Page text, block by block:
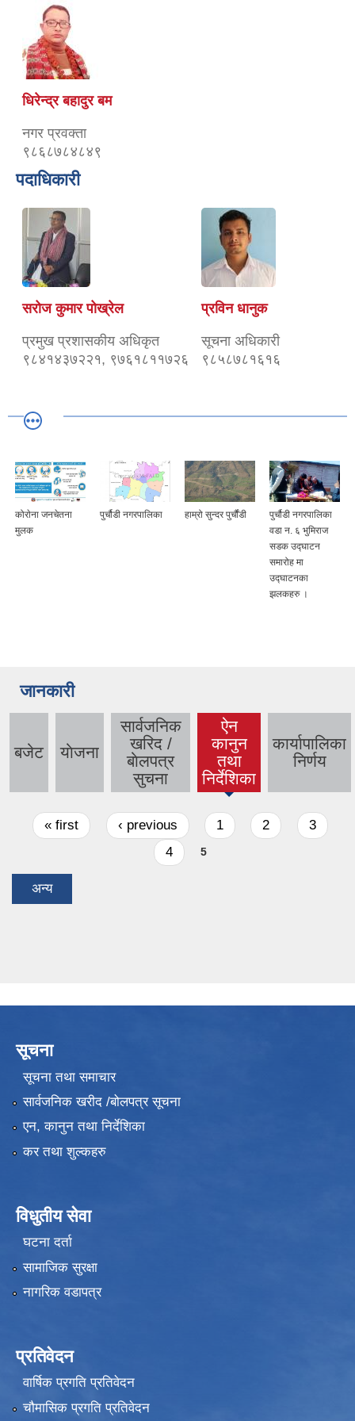
धिरेन्द्र बहादुर बम
नगर प्रवक्ता
९८६८७८४८४९
पदाधिकारी
सरोज कुमार पोख्रेल
प्रमुख प्रशासकीय अधिकृत
९८४१४३७२२१, ९७६१८११७२६
प्रविन धानुक
सूचना अधिकारी
९८५८७८१६१६
कोराेना जनचेतना
मुलक
पुर्चौडी नगरपालिका हाम्रो सुन्दर पुर्चौंडी
पुर्चौडी नगरपालिका
वडा न. ६ भुमिराज
सडक उद्घ‍ाटन
समारोह मा
उद्घ‍ाटनका
झलकहरु ।
जानकारी
बजेट याेजना
सार्वजनिक
खरिद /
बाेलपत्र
सुचना
ऐन
कानुन
तथा
निर्देशिका
(active
tab)
कार्यापालिका
निर्णय
Pages
« first ‹ previous 1 2
3
4
5
अन्य
सूचना
सूचना तथा समाचार
सार्वजनिक खरीद /बोलपत्र सूचना
एन, कानुन तथा निर्देशिका
कर तथा शुल्कहरु
विधुतीय सेवा
घटना दर्ता
सामाजिक सुरक्षा
नागरिक वडापत्र
प्रतिवेदन
वार्षिक प्रगति प्रतिवेदन
चौमासिक प्रगति प्रतिवेदन